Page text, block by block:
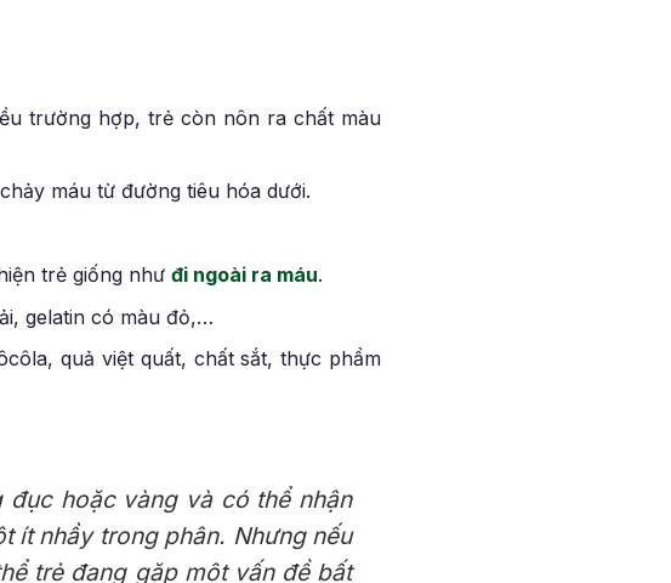
trường hợp, trẻ còn nôn ra chất màu
máu từ đường tiêu hóa dưới.
trẻ giống như đi ngoài ra máu.
gelatin có màu đỏ,…
quả việt quất, chất sắt, thực phẩm
đục hoặc vàng và có thể nhận
ít nhầy trong phân. Nhưng nếu
trẻ đang gặp một vấn đề bất